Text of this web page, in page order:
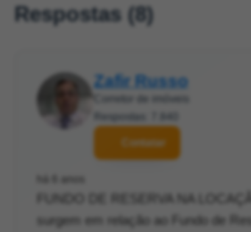
Respostas (8)
Zafir Russo
Corretor de imóveis
Respostas: 7.840
Contatar
há 6 anos
FUNDO DE RESERVA NA
surgem em relação ao Fundo de